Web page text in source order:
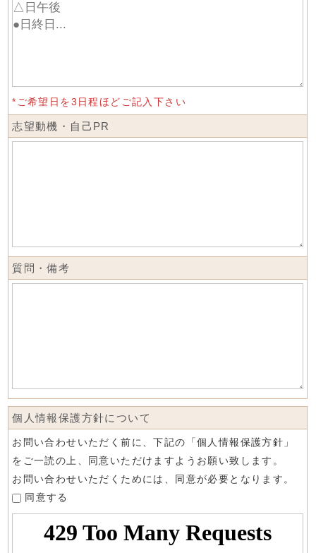
*ご希望日を3日程ほどご記入下さい
志望動機・自己PR
質問・備考
個人情報保護方針について
お問い合わせいただく前に、下記の「個人情報保護方針」
をご一読の上、同意いただけますようお願い致します。
お問い合わせいただくためには、同意が必要となります。
同意する